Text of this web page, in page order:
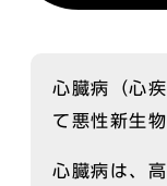
心臓病（心
て悪性新生
心臓病は、